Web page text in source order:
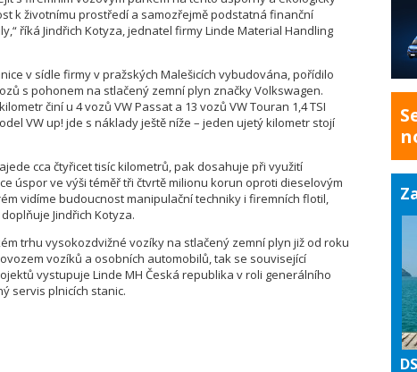
k životnímu prostředí a samozřejmě podstatná finanční
říká Jindřich Kotyza, jednatel firmy Linde Material Handling
v sídle firmy v pražských Malešicích vybudována, pořídilo
s pohonem na stlačený zemní plyn značky Volkswagen.
činí u 4 vozů VW Passat a 13 vozů VW Touran 1,4 TSI
VW up! jde s náklady ještě níže – jeden ujetý kilometr stojí
cca čtyřicet tisíc kilometrů, pak dosahuje při využití
úspor ve výši téměř tři čtvrtě milionu korun oproti dieselovým
vidíme budoucnost manipulační techniky i firemních flotil,
Jindřich Kotyza.
trhu vysokozdvižné vozíky na stlačený zemní plyn již od roku
vozíků a osobních automobilů, tak se související
vystupuje Linde MH Česká republika v roli generálního
servis plnicích stanic.